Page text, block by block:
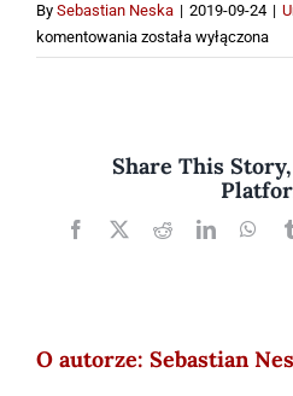
By Sebastian Neska | 2019-09-24 |
komentowania 4:1
w
Bogdaszowice
została wyłączona
Share This
Facebook
X RedditLinkedIn
O autorze: Sebastian